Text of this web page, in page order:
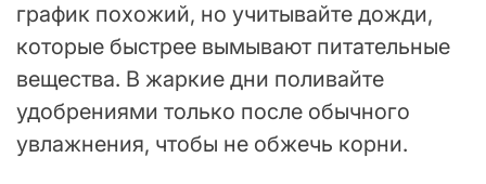
график похожий, но учитывайте дожди,
которые быстрее вымывают питательные
вещества. В жаркие дни поливайте
удобрениями только после обычного
увлажнения, чтобы не обжечь корни.